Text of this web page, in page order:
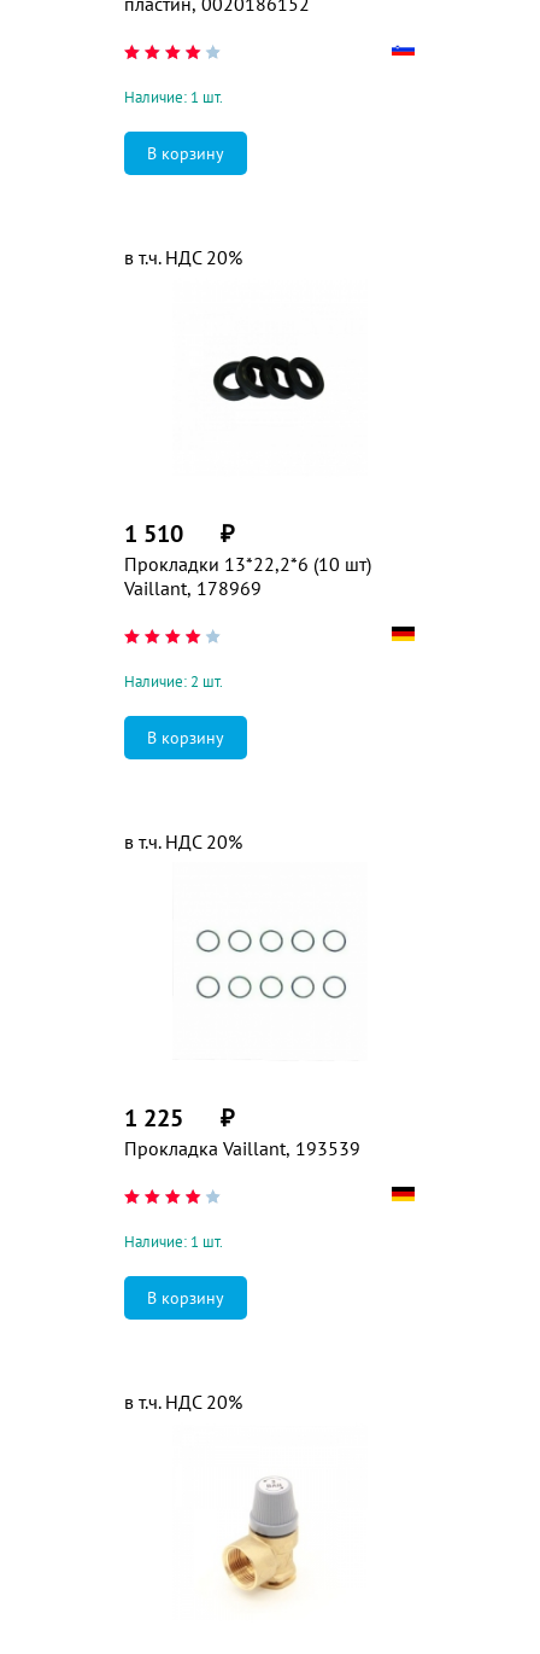
Наличие: 1 шт.
Прокладки 13*22,2*6 (10 шт)
Vaillant, 178969
1 510 ₽
в т.ч. НДС 20%
Наличие: 2 шт.
Прокладка Vaillant, 193539
1 225 ₽
в т.ч. НДС 20%
Наличие: 1 шт.
в т.ч. НДС 20%